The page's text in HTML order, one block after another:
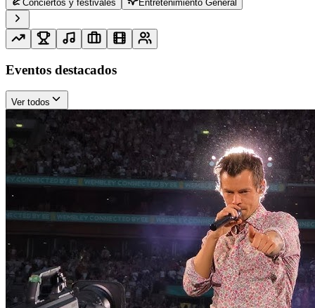
Conciertos y festivales
Entretenimiento General
Eventos destacados
Ver todos